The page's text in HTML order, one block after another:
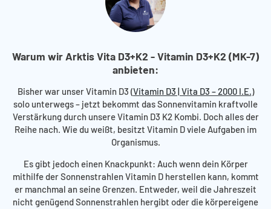
Warum wir Arktis Vita D3+K2 - Vitamin D3+K2 (MK-7)
anbieten:
Bisher war unser Vitamin D3 (Vitamin D3 | Vita D3 – 2000 I.E.)
solo unterwegs – jetzt bekommt das Sonnenvitamin kraftvolle
Verstärkung durch unsere Vitamin D3 K2 Kombi. Doch alles der
Reihe nach. Wie du weißt, besitzt Vitamin D viele Aufgaben im
Organismus.
Es gibt jedoch einen Knackpunkt: Auch wenn dein Körper
mithilfe der Sonnenstrahlen Vitamin D herstellen kann, kommt
er manchmal an seine Grenzen. Entweder, weil die Jahreszeit
nicht genügend Sonnenstrahlen hergibt oder die körpereigene